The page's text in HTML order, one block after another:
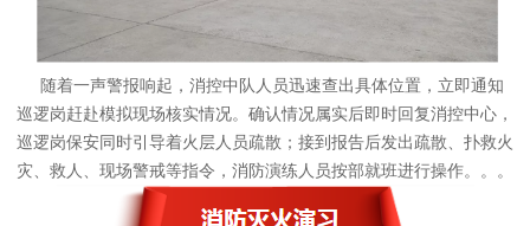
随着一声警报响起，消控中队人员迅速查出具体位置，立即通知
巡逻岗赶赴模拟现场核实情况。确认情况属实后即时回复消控中心，
巡逻岗保安同时引导着火层人员疏散；接到报告后发出疏散、扑救火
灾、救人、现场警戒等指令，消防演练人员按部就班进行操作。。。